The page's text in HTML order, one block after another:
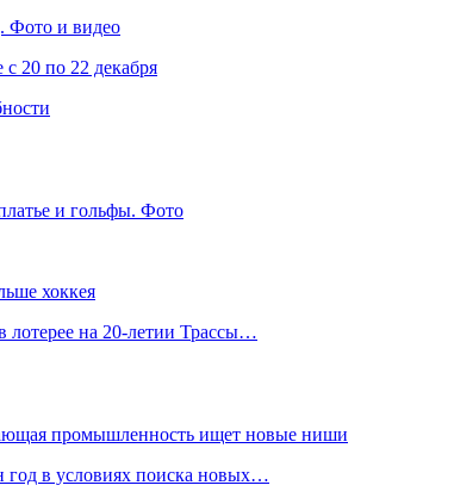
Фото и видео
20 по 22 декабря
и гольфы. Фото
хоккея
лотерее на 20-летии Трассы…
промышленность ищет новые ниши
в условиях поиска новых…